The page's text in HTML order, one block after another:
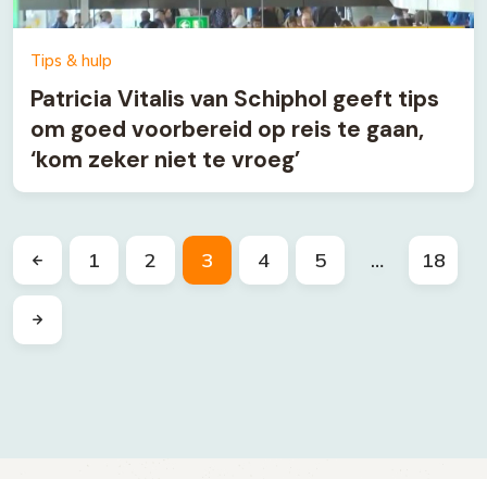
Tips & hulp
Patricia Vitalis van Schiphol geeft tips
om goed voorbereid op reis te gaan,
‘kom zeker niet te vroeg’
1 2 3 4 5 … 18